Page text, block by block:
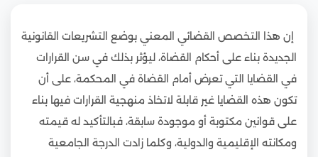
إن هذا التخصص القضائي المعني بوضع التشريعات القانونية
الجديدة بناء على أحكام القضاة، ليؤثر بذلك في سن القرارات
في القضايا التي تعرض أمام القضاة في المحكمة، على أن
تكون هذه القضايا غير قابلة لاتخاذ منهجية القرارات فيها بناء
على قوانين مكتوبة أو موجودة سابقة، فبالتأكيد له قيمته
ومكانته الإقليمية والدولية، وكلما زادت الدرجة الجامعية